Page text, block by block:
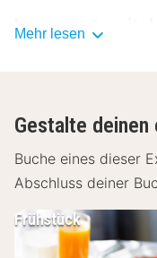
Lage centrovital
Sehenswürdigkeiten:
Zitadelle
Waldbühne -
Spandauer
Schloss
Mehr lesen
Gestalte
Buche eines dieser
Abschluss deiner
Frühstück